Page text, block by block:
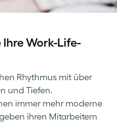
Ihre Work-Life-
Rhythmus mit über
und Tiefen.
immer mehr moderne
ihren Mitarbeitern